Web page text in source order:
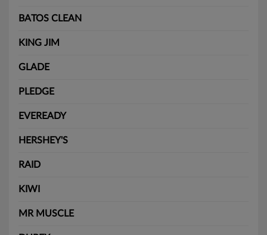
BATOS CLEAN
KING JIM
GLADE
PLEDGE
EVEREADY
HERSHEY'S
RAID
KIWI
MR MUSCLE